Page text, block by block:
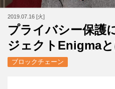
2019.07.16 [火]
プライバシー保護
ジェクトEnigmaと
ブロックチェーン